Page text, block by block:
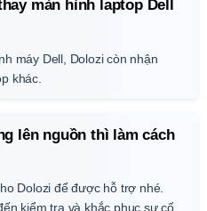
màn hình laptop Dell
máy Dell, Dolozi còn nhận
khác.
lên nguồn thì làm cách
Dolozi để được hỗ trợ nhé.
kiểm tra và khắc phục sự cố